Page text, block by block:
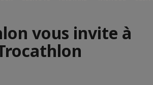
vous invite à